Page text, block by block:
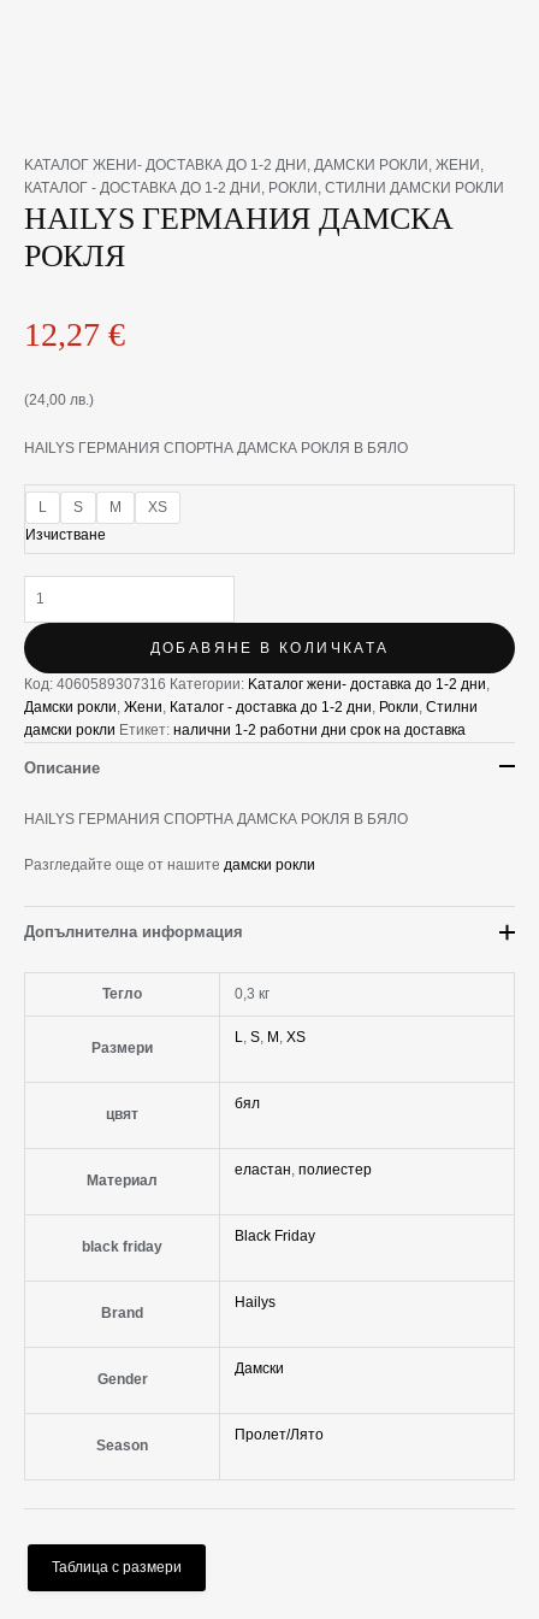
KАТАЛОГ ЖЕНИ- ДОСТАВКА ДО 1-2 ДНИ , ДАМСКИ РОКЛИ , ЖЕНИ ,
КАТАЛОГ - ДОСТАВКА ДО 1-2 ДНИ , РОКЛИ , СТИЛНИ ДАМСКИ РОКЛИ
HAILYS ГЕРМАНИЯ ДАМСКА
РОКЛЯ
12,27 €
(24,00 лв.)
HAILYS ГЕРМАНИЯ СПОРТНА ДАМСКА РОКЛЯ В БЯЛО
L S M
XS
Изчистване
количество
за
HAILYS
ГЕРМАНИЯ
ДАМСКА
ДОБАВЯНЕ В КОЛИЧКАТА
Код: 4060589307316 Категории: Kаталог жени- доставка до 1-2 дни,
Дамски рокли, Жени, Каталог - доставка до 1-2 дни, Рокли, Стилни
дамски рокли Етикет: налични 1-2 работни дни срок на доставка
Описание
HAILYS ГЕРМАНИЯ СПОРТНА ДАМСКА РОКЛЯ В БЯЛО
Разгледайте още от нашите дамски рокли
Допълнителна информация
Тегло 0,3 кг
Размери
L S, M XS
цвят
бял
Материал
еластан полиестер
black friday
Black Friday
Brand
Hailys
Gender
Дамски
Season
Пролет/Лято
Таблица с размери